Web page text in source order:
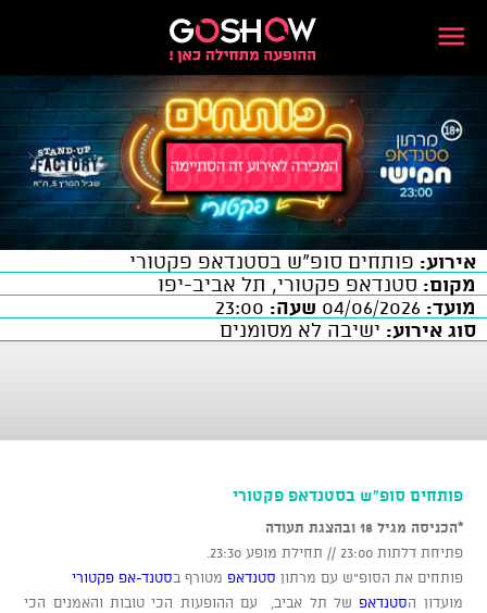
אירוע: פותחים סופ"ש בסטנדאפ פקטורי
מקום: סטנדאפ פקטורי, תל אביב-יפו
מועד:
שעה:
סוג אירוע: ישיבה לא מסומנים
פותחים סופ"ש בסטנדאפ פקטורי
*הכניסה מגיל 18 ובהצגת תעודה
פתיחת דלתות 23:00 // תחילת מופע 23:30.
פותחים את הסופ"ש עם מרתון סטנדאפ מטורף בסטנד-אפ פקטורי
מועדון הסטנדאפ של תל אביב, עם ההופעות הכי טובות והאמנים הכי